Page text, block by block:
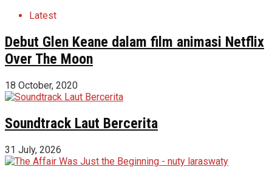
Latest
Debut Glen Keane dalam film animasi Netflix
Over The Moon
18 October, 2020
Soundtrack Laut Bercerita
31 July, 2026